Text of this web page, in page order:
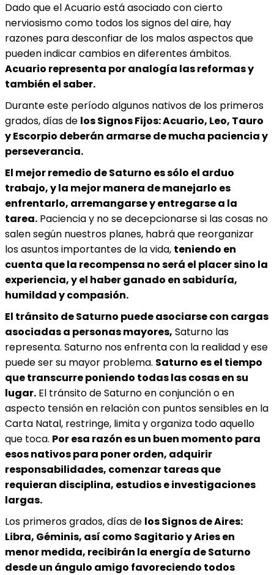
Dado que el Acuario está asociado con cierto
nerviosismo como todos los signos del aire, hay
razones para desconfiar de los malos aspectos que
pueden indicar cambios en diferentes ámbitos.
Acuario representa por analogía las reformas y
también el saber.
Durante este período algunos nativos de los primeros
grados, días de los Signos Fijos: Acuario, Leo, Tauro
y Escorpio deberán armarse de mucha paciencia y
perseverancia.
El mejor remedio de Saturno es sólo el arduo
trabajo, y la mejor manera de manejarlo es
enfrentarlo, arremangarse y entregarse a la
tarea. Paciencia y no se decepcionarse si las cosas no
salen según nuestros planes, habrá que reorganizar
los asuntos importantes de la vida, teniendo en
cuenta que la recompensa no será el placer sino la
experiencia, y el haber ganado en sabiduría,
humildad y compasión.
El tránsito de Saturno puede asociarse con cargas
asociadas a personas mayores, Saturno las
representa. Saturno nos enfrenta con la realidad y ese
puede ser su mayor problema. Saturno es el tiempo
que transcurre poniendo todas las cosas en su
lugar. El tránsito de Saturno en conjunción o en
aspecto tensión en relación con puntos sensibles en la
Carta Natal, restringe, limita y organiza todo aquello
que toca. Por esa razón es un buen momento para
esos nativos para poner orden, adquirir
responsabilidades, comenzar tareas que
requieran disciplina, estudios e investigaciones
largas.
Los primeros grados, días de los Signos de Aires:
Libra, Géminis, así como Sagitario y Aries en
menor medida, recibirán la energía de Saturno
desde un ángulo amigo favoreciendo todos